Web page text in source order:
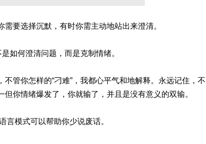
要选择沉默，有时你需主动地站出来澄清。
如何澄清问题，而是克制情绪。
管你怎样的“刁难”，我都心平气和地解释。永远记住，不
你情绪爆发了，你就输了，并且是没有意义的双输。
言模式可以帮助你少说废话。